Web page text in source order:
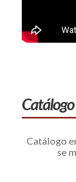
Catálogo
Catálogo
se